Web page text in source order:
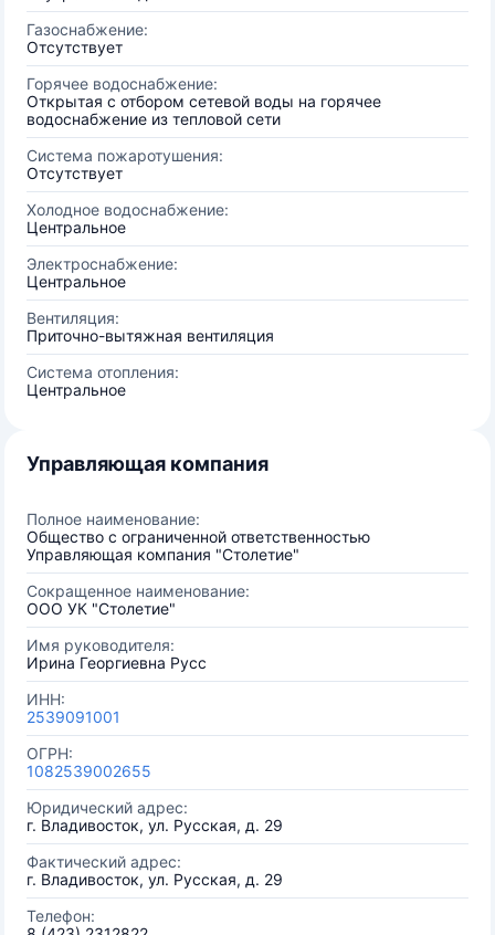
Газоснабжение:
Отсутствует
Горячее водоснабжение:
Открытая с отбором сетевой воды на горячее
водоснабжение из тепловой сети
Система пожаротушения:
Отсутствует
Холодное водоснабжение:
Центральное
Электроснабжение:
Центральное
Вентиляция:
Приточно-вытяжная вентиляция
Система отопления:
Центральное
Управляющая компания
Полное наименование:
Общество с ограниченной ответственностью
Управляющая компания "Столетие"
Сокращенное наименование:
ООО УК "Столетие"
Имя руководителя:
Ирина Георгиевна Русс
ИНН:
2539091001
ОГРН:
1082539002655
Юридический адрес:
г. Владивосток, ул. Русская, д. 29
Фактический адрес:
г. Владивосток, ул. Русская, д. 29
Телефон: